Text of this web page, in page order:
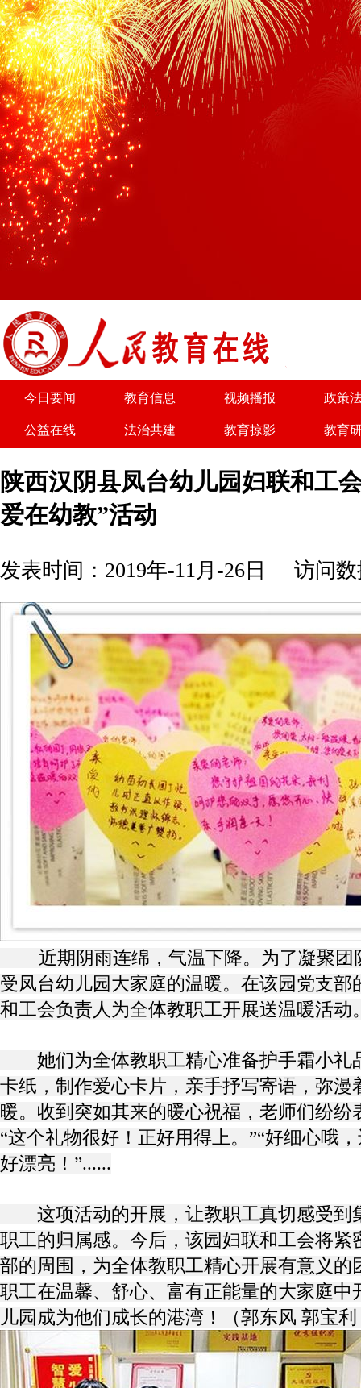
今日要闻 教育信息 视频播报 政策
公益在线 法治共建 教育掠影 教育
陕西汉阴县凤台幼儿园妇联和工
爱在幼教”活动
发表时间：2019年-11月-26日 访问数
近期阴雨连绵，气温下降。为了凝聚团
受凤台幼儿园大家庭的温暖。在该园党支部
和工会负责人为全体教职工开展送温暖活动
她们为全体教职工精心准备护手霜小礼
卡纸，制作爱心卡片，亲手抒写寄语，弥漫
暖。收到突如其来的暖心祝福，老师们纷纷
“这个礼物很好！正好用得上。”“好细心哦
好漂亮！”......
这项活动的开展，让教职工真切感受到
职工的归属感。今后，该园妇联和工会将紧
部的周围，为全体教职工精心开展有意义的
职工在温馨、舒心、富有正能量的大家庭中
儿园成为他们成长的港湾！（郭东风 郭宝